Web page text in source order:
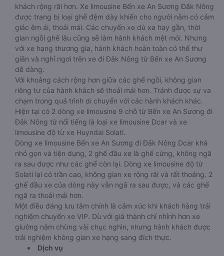
khách rộng rãi hơn. Xe limousine Bến xe An Sương Đắk Nông
được trang bị loại ghế đệm dày khiến cho người nằm có cảm
giác êm ái, thoải mái. Các chuyến xe dù xa hay gần, thời
gian ngồi ghế lâu cũng sẽ làm hành khách mệt mỏi. Nhưng
với xe hạng thương gia, hành khách hoàn toàn có thể thư
giãn và nghỉ ngơi trên xe đi Đắk Nông từ Bến xe An Sương
dễ dàng.
Với khoảng cách rộng hơn giữa các ghế ngồi, không gian
riêng tư của hành khách sẽ thoải mái hơn. Tránh được sự va
chạm trong quá trình di chuyển với các hành khách khác.
Hiện tại có 2 dòng xe limousine 9 chỗ từ Bến xe An Sương đi
Đắk Nông từ nổi tiếng là loại xe limousine Dcar và xe
limousine độ từ xe Huyndai Solati.
Dòng xe limousine Bến xe An Sương đi Đắk Nông Dcar khá
nhỏ gọn và tiện dụng, 2 ghế đầu xe là ghế cứng, không ngã
ra sau được như các ghế còn lại. Dòng xe limousine độ từ
Solati lại có trần cao, không gian xe rộng rãi và rất thoáng. 2
ghế đầu xe của dòng này vẫn ngã ra sau được, và các ghế
ngã ra thoải mái hơn.
Một điều đáng lưu tâm chính là cảm xúc khi khách hàng trải
nghiệm chuyến xe VIP. Dù với giá thành chỉ nhỉnh hơn xe
giường nằm chừng vài chục nghìn, nhưng hành khách được
trải nghiệm không gian xe hạng sang đích thực.
Dịch vụ